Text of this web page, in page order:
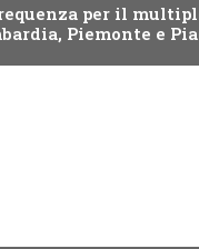
per il
Piemonte e